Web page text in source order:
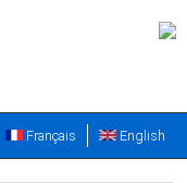
English
Français